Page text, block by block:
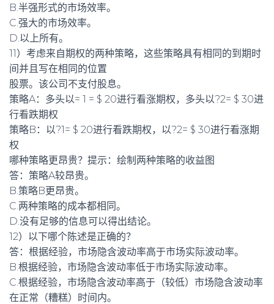
B.半强形式的市场效率。
C.强大的市场效率。
D.以上所有。
11）考虑来自期权的两种策略，这些策略具有相同的到期时
间并且写在相同的位置
股票。该公司不支付股息。
策略A：多头以= 1 = $ 20进行看涨期权，多头以?2= $ 30进
行看跌期权
策略B：以?1= $ 20进行看跌期权，以?2= $ 30进行看涨期
权
哪种策略更昂贵？提示：绘制两种策略的收益图
答：策略A较昂贵。
B.策略B更昂贵。
C.两种策略的成本都相同。
D.没有足够的信息可以得出结论。
12）以下哪个陈述是正确的？
答：根据经验，市场隐含波动率高于市场实际波动率。
B.根据经验，市场隐含波动率低于市场实际波动率。
C.根据经验，市场隐含波动率高于（较低）市场隐含波动率
在正常（糟糕）时间内。